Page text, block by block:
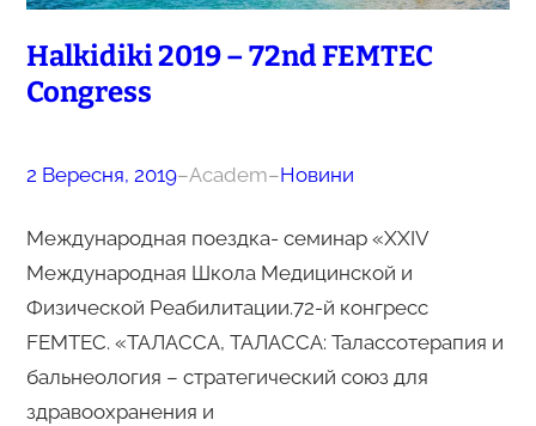
Halkidiki 2019 – 72nd FEMTEC
Congress
2 Вересня, 2019–Academ–Новини
Международная поездка- семинар «ХХІV
Международная Школа Медицинской и
Физической Реабилитации.72-й конгресс
FEMTEC. «ТАЛАССА, ТАЛАССА: Талассотерапия и
бальнеология – стратегический союз для
здравоохранения и